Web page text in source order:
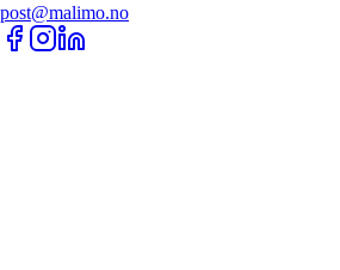
post@malimo.no